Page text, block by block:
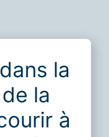
la
la
à